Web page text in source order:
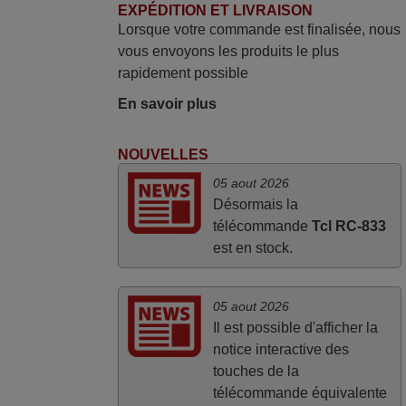
permet de connaître facilement la fonction
des différentes touches. De plus, elle est
directement utilisable moyennant
l'insertion des 2 piles fournies.
Super Service
Mario,
EXPÉDITION ET LIVRAISON
Lorsque votre commande est finalisée, nous
vous envoyons les produits le plus
rapidement possible
En savoir plus
NOUVELLES
05 aout 2026
Désormais la
télécommande Tcl RC-833
est en stock.
05 aout 2026
Il est possible d'afficher la
notice interactive des
touches de la
télécommande équivalente